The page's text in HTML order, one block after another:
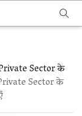
Sector के
Sector के